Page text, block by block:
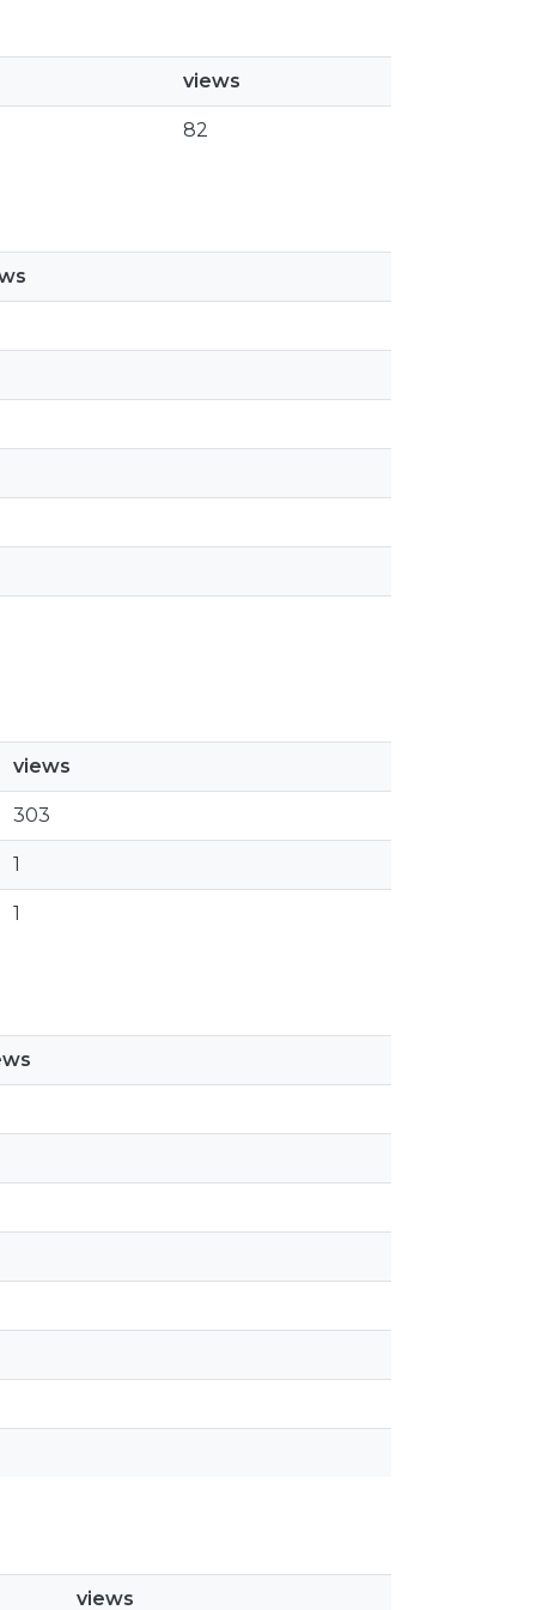
views
82
views
303
1
1
views